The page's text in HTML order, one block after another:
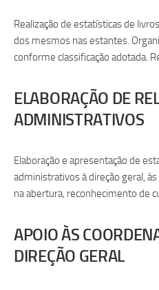
Realização de estatísticas de
dos mesmos nas estantes.
conforme classificação adotada.
ELABORAÇÃO DE
ADMINISTRATIVOS
Elaboração e apresentação de
administrativos à direção geral,
na abertura, reconhecimento de
APOIO ÀS
DIREÇÃO GERAL